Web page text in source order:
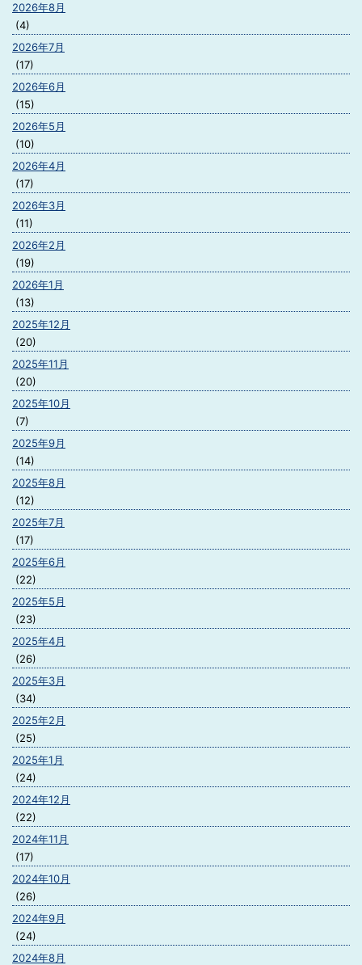
2026年8月
(4)
2026年7月
(17)
2026年6月
(15)
2026年5月
(10)
2026年4月
(17)
2026年3月
(11)
2026年2月
(19)
2026年1月
(13)
2025年12月
(20)
2025年11月
(20)
2025年10月
(7)
2025年9月
(14)
2025年8月
(12)
2025年7月
(17)
2025年6月
(22)
2025年5月
(23)
2025年4月
(26)
2025年3月
(34)
2025年2月
(25)
2025年1月
(24)
2024年12月
(22)
2024年11月
(17)
2024年10月
(26)
2024年9月
(24)
2024年8月